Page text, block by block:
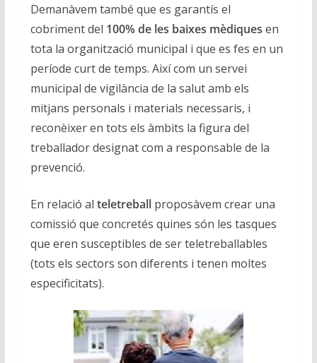
Demanàvem també que es garantís el
cobriment del 100% de les baixes mèdiques en
tota la organització municipal i que es fes en un
període curt de temps. Així com un servei
municipal de vigilància de la salut amb els
mitjans personals i materials necessaris, i
reconèixer en tots els àmbits la figura del
treballador designat com a responsable de la
prevenció.
En relació al teletreball proposàvem crear una
comissió que concretés quines són les tasques
que eren susceptibles de ser teletreballables
(tots els sectors son diferents i tenen moltes
especificitats).